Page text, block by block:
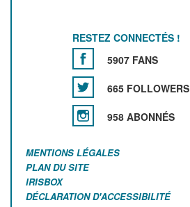
RESTEZ CONNECTÉS !
5907 FANS
665 FOLLOWERS
958 ABONNÉS
MENTIONS LÉGALES
PLAN DU SITE
IRISBOX
DÉCLARATION D'ACCESSIBILITÉ